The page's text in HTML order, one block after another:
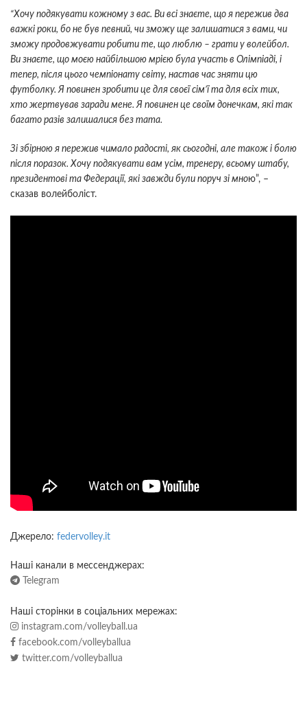
“Хочу подякувати кожному з вас. Ви всі знаєте, що я пережив два
важкі роки, бо не був певний, чи зможу ще залишатися з вами, чи
зможу продовжувати робити те, що люблю – грати у волейбол.
Ви знаєте, що моєю найбільшою мрією була участь в Олімпіаді, і
тепер, після цього чемпіонату світу, настав час зняти цю
футболку. Я повинен зробити це для своєї сім’ї та для всіх тих,
хто жертвував заради мене. Я повинен це своїм донечкам, які так
багато разів залишалися без тата.
Зі збірною я пережив чимало радості, як сьогодні, але також і болю
після поразок. Хочу подякувати вам усім, тренеру, всьому штабу,
президентові та Федерації, які завжди були поруч зі мною”, –
сказав волейболіст.
Джерело: federvolley.it
Наші канали в мессенджерах:
Telegram
Наші сторінки в соціальних мережах:
instagram.com/volleyball.ua
facebook.com/volleyballua
twitter.com/volleyballua